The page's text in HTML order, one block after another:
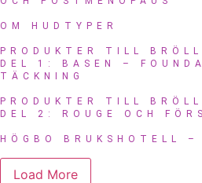
OM HUDTYPER
PRODUKTER TILL
DEL 1: BASEN –
TÄCKNING
PRODUKTER TILL
DEL 2: ROUGE OCH
HÖGBO BRUKSHOTELL
Load More